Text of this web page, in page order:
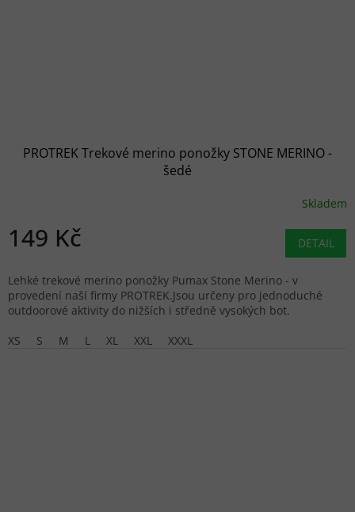
PROTREK Trekové merino ponožky STONE MERINO -
šedé
Skladem
149 Kč DETAIL
Lehké trekové merino ponožky Pumax Stone Merino - v
provedení naší firmy PROTREK.Jsou určeny pro jednoduché
outdoorové aktivity do nižších i středně vysokých bot.
XS
S M L XL XXL XXXL